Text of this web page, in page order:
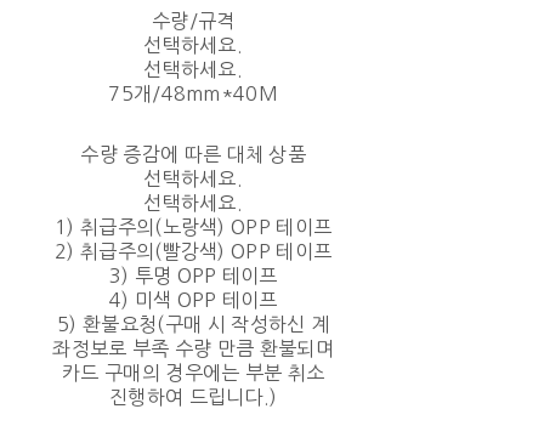
수량/규격
선택하세요.
선택하세요.
75개/48mm*40M
수량 증감에 따른 대체 상품
선택하세요.
선택하세요.
1) 취급주의(노랑색) OPP 테이프
2) 취급주의(빨강색) OPP 테이프
3) 투명 OPP 테이프
4) 미색 OPP 테이프
5) 환불요청(구매 시 작성하신 계
좌정보로 부족 수량 만큼 환불되며
카드 구매의 경우에는 부분 취소
진행하여 드립니다.)